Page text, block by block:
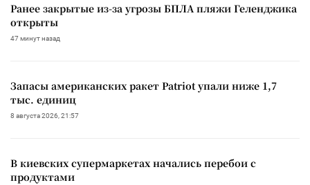
Ранее закрытые из-за угрозы БПЛА пляжи Геленджика
открыты
47 минут назад
Запасы американских ракет Patriot упали ниже 1,7
тыс. единиц
8 августа 2026, 21:57
В киевских супермаркетах начались перебои с
продуктами